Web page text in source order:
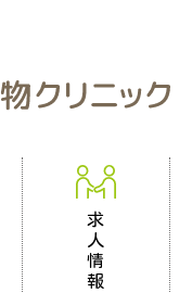
求
人
情
報